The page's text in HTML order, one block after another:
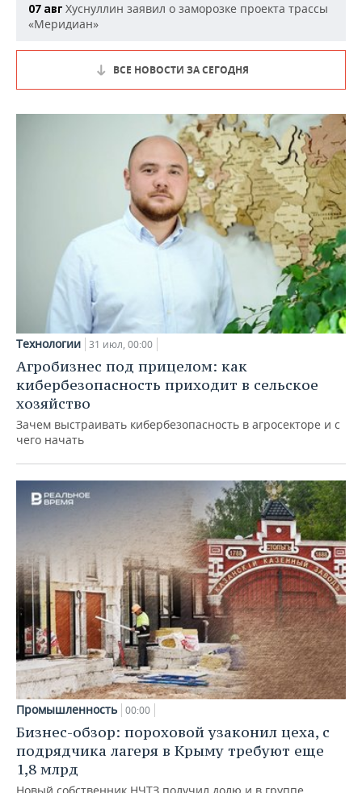
07 авг Хуснуллин заявил о заморозке проекта трассы
«Меридиан»
ВСЕ НОВОСТИ ЗА СЕГОДНЯ
Технологии 31 июл, 00:00
Агробизнес под прицелом: как
кибербезопасность приходит в сельское
хозяйство
Зачем выстраивать кибербезопасность в агросекторе и с
чего начать
Промышленность 00:00
Бизнес-обзор: пороховой узаконил цеха, с
подрядчика лагеря в Крыму требуют еще
1,8 млрд